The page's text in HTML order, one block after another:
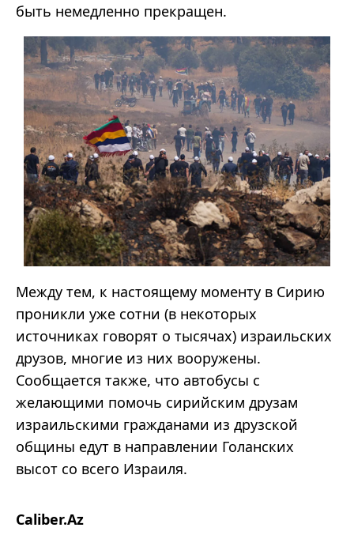
быть немедленно прекращен.
Между тем, к настоящему моменту в Сирию
проникли уже сотни (в некоторых
источниках говорят о тысячах) израильских
друзов, многие из них вооружены.
Сообщается также, что автобусы с
желающими помочь сирийским друзам
израильскими гражданами из друзской
общины едут в направлении Голанских
высот со всего Израиля.
Caliber.Az